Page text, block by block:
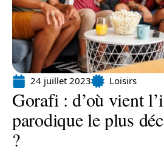
24 juillet 2023 Loisirs
Gorafi : d’où vient
parodique le plus
?